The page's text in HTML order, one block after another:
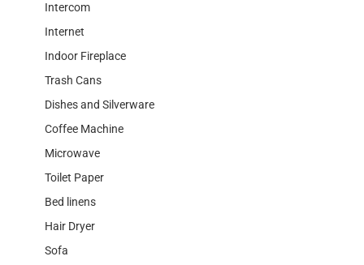
Intercom
Internet
Indoor Fireplace
Trash Cans
Dishes and Silverware
Coffee Machine
Microwave
Toilet Paper
Bed linens
Hair Dryer
Sofa